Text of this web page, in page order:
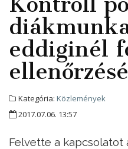
eddiginél
Kategória: Közlemények
2017.07.06. 13:57
Felvette a kapcsolatot